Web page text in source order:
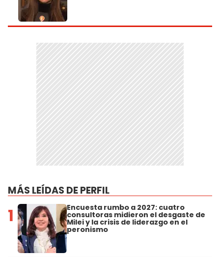
MÁS LEÍDAS DE PERFIL
1 Encuesta rumbo a 2027: cuatro
consultoras midieron el desgaste de
Milei y la crisis de liderazgo en el
peronismo